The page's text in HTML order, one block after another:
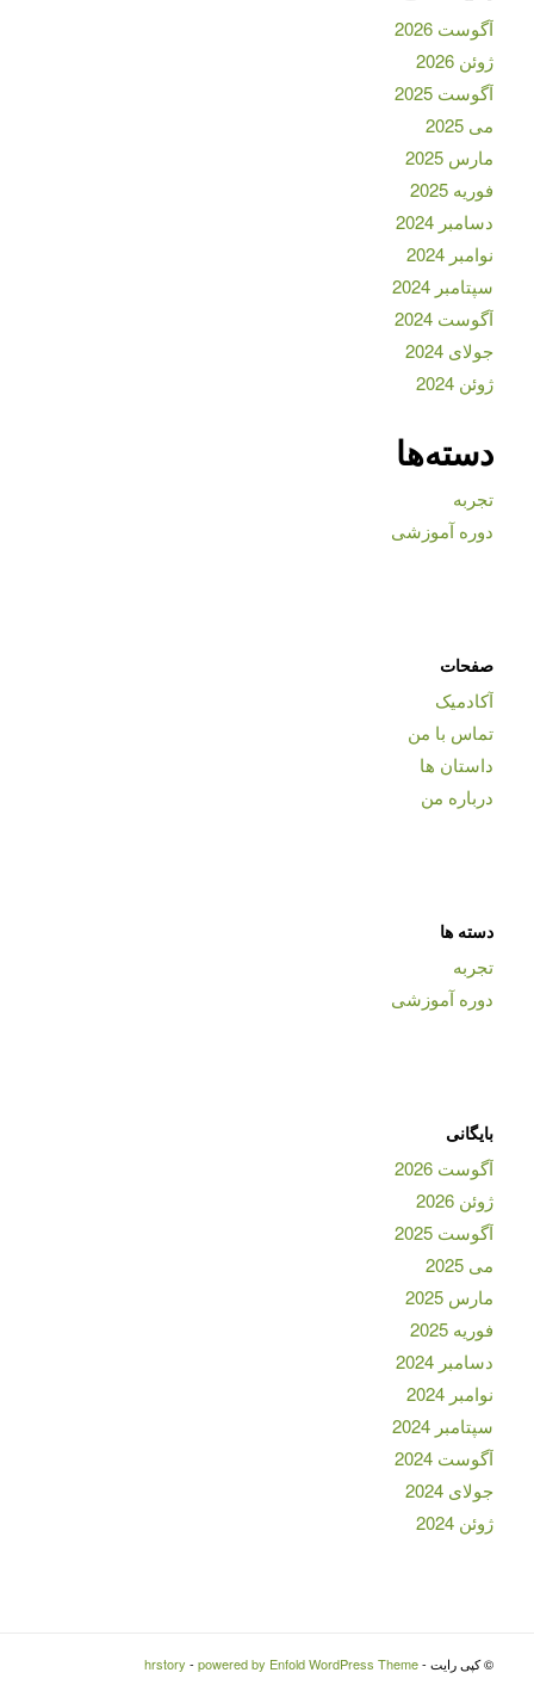
آگوست 2026
ژوئن 2026
آگوست 2025
می 2025
مارس 2025
فوریه 2025
دسامبر 2024
نوامبر 2024
سپتامبر 2024
آگوست 2024
جولای 2024
ژوئن 2024
دسته‌ها
تجربه
دوره آموزشی
صفحات
آکادمیک
تماس با من
داستان ها
درباره من
دسته ها
تجربه
دوره آموزشی
بایگانی
آگوست 2026
ژوئن 2026
آگوست 2025
می 2025
مارس 2025
فوریه 2025
دسامبر 2024
نوامبر 2024
سپتامبر 2024
آگوست 2024
جولای 2024
ژوئن 2024
© کپی رایت - hrstory -powered by Enfold WordPress Theme